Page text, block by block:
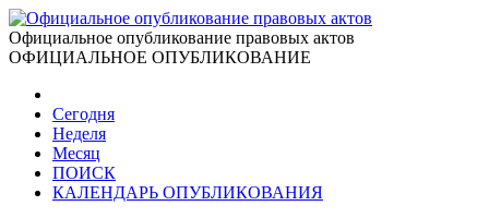
Официальное опубликование правовых актов
ОФИЦИАЛЬНОЕ ОПУБЛИКОВАНИЕ
Сегодня
Неделя
Месяц
ПОИСК
КАЛЕНДАРЬ ОПУБЛИКОВАНИЯ